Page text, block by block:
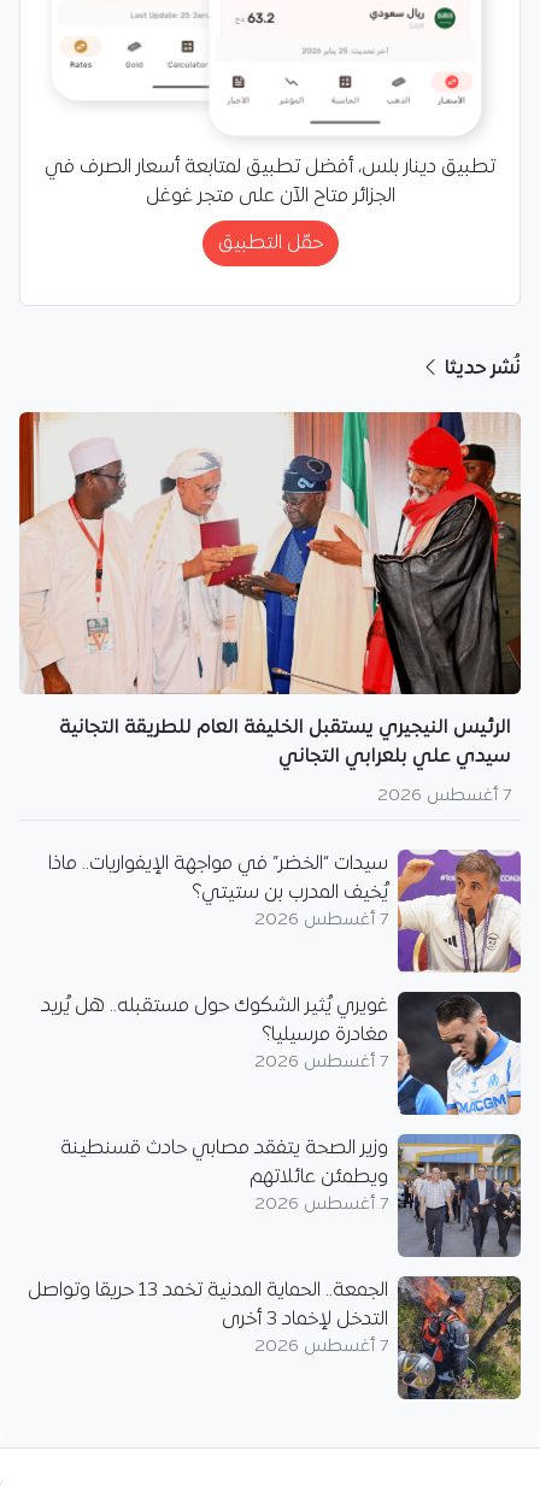
تطبيق دينار بلس، أفضل تطبيق لمتابعة أسعار الصرف في
الجزائر متاح الآن على متجر غوغل
حمّل التطبيق
نُشر حديثا
الرئيس النيجيري يستقبل الخليفة العام للطريقة التجانية
سيدي علي بلعرابي التجاني
7 أغسطس 2026
سيدات “الخضر” في مواجهة الإيفواريات.. ماذا
يُخيف المدرب بن ستيتي؟
7 أغسطس 2026
غويري يُثير الشكوك حول مستقبله.. هل يُريد
مغادرة مرسيليا؟
7 أغسطس 2026
وزير الصحة يتفقد مصابي حادث قسنطينة
ويطمئن عائلاتهم
7 أغسطس 2026
الجمعة.. الحماية المدنية تخمد 13 حريقا وتواصل
التدخل لإخماد 3 أخرى
7 أغسطس 2026